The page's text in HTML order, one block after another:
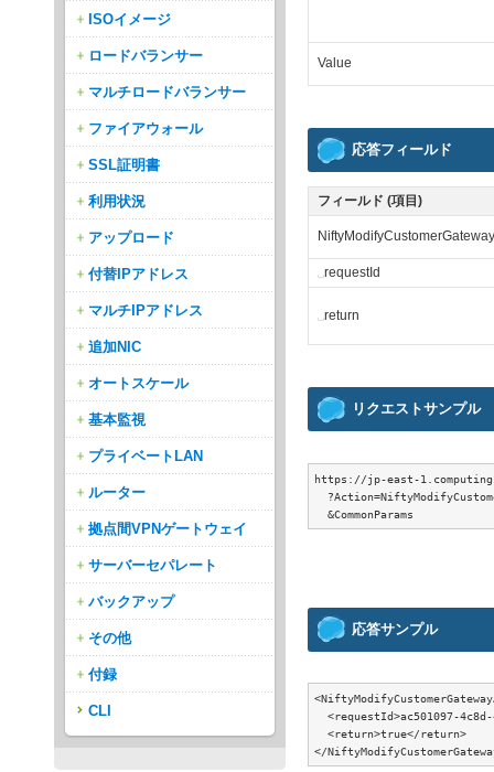
Value
応答フィールド
フィールド (項目)
␣requestId
␣return
リクエストサンプル
https://jp-east-
応答サンプル
<requestId>ac501097-
  <return>true</return>
ISOイメージ
ロードバランサー
マルチロードバランサー
ファイアウォール
SSL証明書
利用状況
アップロード
付替IPアドレス
マルチIPアドレス
追加NIC
オートスケール
基本監視
プライベートLAN
ルーター
拠点間VPNゲートウェイ
サーバーセパレート
バックアップ
その他
付録
CLI